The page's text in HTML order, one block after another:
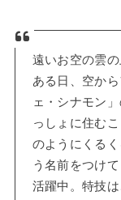
遠いお空の雲
ある日、空か
ェ・シナモン
っしょに住む
のようにくる
う名前をつけ
活躍中。特技